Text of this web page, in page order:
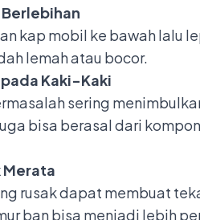
kap mobil ke bawah lalu
lemah atau bocor.
Kaki-Kaki
sering
bisa berasal dari
Merata
rusak dapat membuat
ban bisa menjadi lebih